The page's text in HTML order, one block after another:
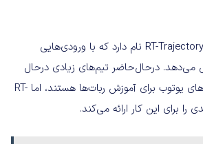
سیستم دیگر تیم گوگل RT-Trajectory نام دارد که با ورودی‌هایی
می‌دهد. درحال‌حاضر تیم‌های زیادی درحال
بررسی استفاده از ویدیوهای یوتوب برای آموزش ربات‌ها هستند، اما RT-